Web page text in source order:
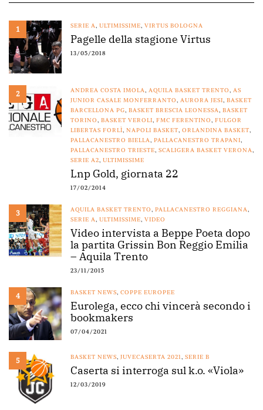
1 SERIE A, ULTIMISSIME, VIRTUS BOLOGNA
Pagelle della stagione Virtus
13/05/2018
2 ANDREA COSTA IMOLA, AQUILA BASKET TRENTO, AS
JUNIOR CASALE MONFERRANTO, AURORA JESI, BASKET
BARCELLONA PG, BASKET BRESCIA LEONESSA, BASKET
TORINO, BASKET VEROLI, FMC FERENTINO, FULGOR
LIBERTAS FORLÌ, NAPOLI BASKET, ORLANDINA BASKET,
PALLACANESTRO BIELLA, PALLACANESTRO TRAPANI,
PALLACANESTRO TRIESTE, SCALIGERA BASKET VERONA,
SERIE A2, ULTIMISSIME
Lnp Gold, giornata 22
17/02/2014
3 AQUILA BASKET TRENTO, PALLACANESTRO REGGIANA,
SERIE A, ULTIMISSIME, VIDEO
Video intervista a Beppe Poeta dopo
la partita Grissin Bon Reggio Emilia
– Aquila Trento
23/11/2015
4 BASKET NEWS, COPPE EUROPEE
Eurolega, ecco chi vincerà secondo i
bookmakers
07/04/2021
5 BASKET NEWS, JUVECASERTA 2021, SERIE B
Caserta si interroga sul k.o. «Viola»
12/03/2019